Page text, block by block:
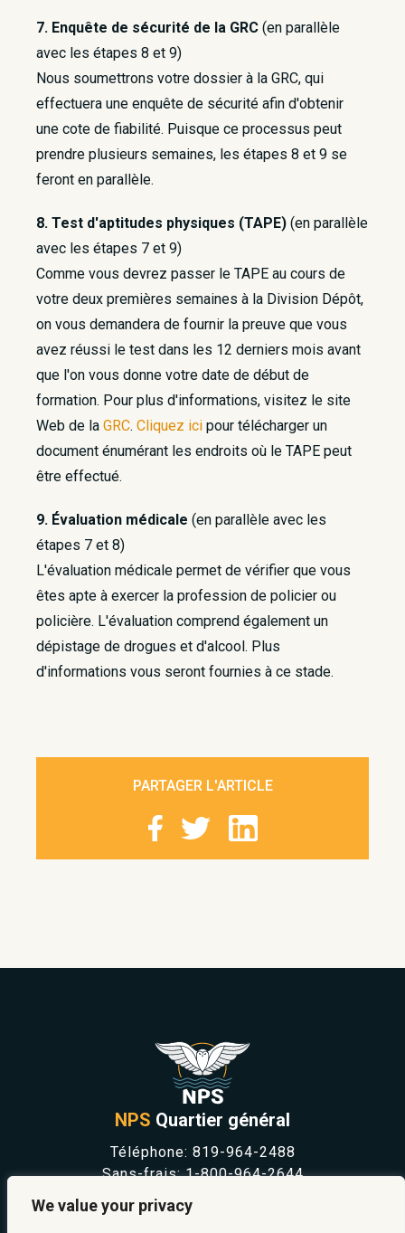
We value your privacy
7. Enquête de sécurité de la GRC (en parallèle
avec les étapes 8 et 9)
Nous soumettrons votre dossier à la GRC, qui
effectuera une enquête de sécurité afin d'obtenir
une cote de fiabilité. Puisque ce processus peut
prendre plusieurs semaines, les étapes 8 et 9 se
feront en parallèle.
8. Test d'aptitudes physiques (TAPE) (en parallèle
avec les étapes 7 et 9)
Comme vous devrez passer le TAPE au cours de
votre deux premières semaines à la Division Dépôt,
on vous demandera de fournir la preuve que vous
avez réussi le test dans les 12 derniers mois avant
que l'on vous donne votre date de début de
formation. Pour plus d'informations, visitez le site
Web de la GRC. Cliquez ici pour télécharger un
document énumérant les endroits où le TAPE peut
être effectué.
9. Évaluation médicale (en parallèle avec les
étapes 7 et 8)
L'évaluation médicale permet de vérifier que vous
êtes apte à exercer la profession de policier ou
policière. L'évaluation comprend également un
dépistage de drogues et d'alcool. Plus
d'informations vous seront fournies à ce stade.
PARTAGER L'ARTICLE
NPS Quartier général
Téléphone: 819-964-2488
Sans-frais:1-800-964-2644
SÉCURITÉ ET PRÉVENTION